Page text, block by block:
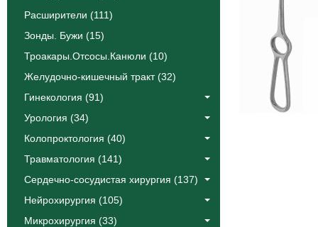
Расширители (111)
Зонды. Бужи (15)
Троакары.Отсосы.Канюли (10)
Желудочно-кишечный тракт (32)
Гинекология (91)
Урология (34)
Колопроктология (40)
Травматология (141)
Сердечно-сосудистая хирургия (137)
Нейрохирургия (105)
Микрохирургия (33)